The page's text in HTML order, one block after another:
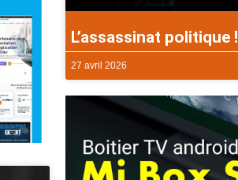
L’assassinat politique !
27 avril 2026